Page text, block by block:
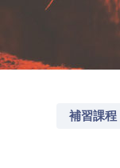
補習課程